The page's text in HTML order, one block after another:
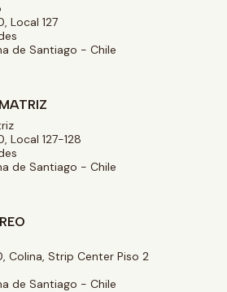
Local 127
de Santiago - Chile
Local 127-128
de Santiago - Chile
Colina, Strip Center Piso 2
de Santiago - Chile